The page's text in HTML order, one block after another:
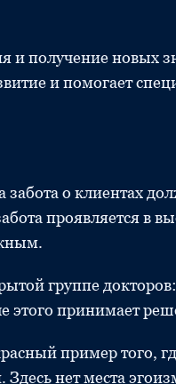
и получение новых
и помогает
забота о клиентах
проявляется в
группе
этого принимает
пример того,
Здесь нет места